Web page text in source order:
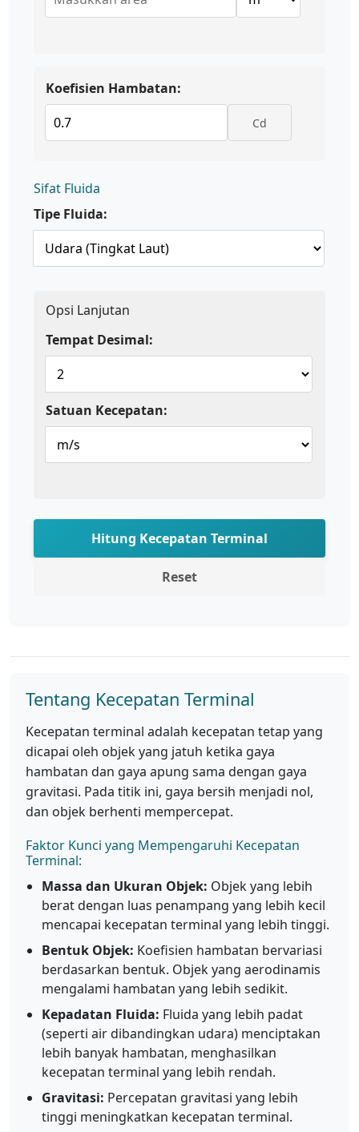
Koefisien Hambatan:
Cd
Sifat Fluida
Tipe Fluida:
Opsi Lanjutan
Tempat Desimal:
Satuan Kecepatan:
Hitung Kecepatan Terminal
Reset
Tentang Kecepatan Terminal
Kecepatan terminal adalah kecepatan tetap yang
dicapai oleh objek yang jatuh ketika gaya
hambatan dan gaya apung sama dengan gaya
gravitasi. Pada titik ini, gaya bersih menjadi nol,
dan objek berhenti mempercepat.
Faktor Kunci yang Mempengaruhi Kecepatan
Terminal:
Massa dan Ukuran Objek: Objek yang lebih
berat dengan luas penampang yang lebih kecil
mencapai kecepatan terminal yang lebih tinggi.
Bentuk Objek: Koefisien hambatan bervariasi
berdasarkan bentuk. Objek yang aerodinamis
mengalami hambatan yang lebih sedikit.
Kepadatan Fluida: Fluida yang lebih padat
(seperti air dibandingkan udara) menciptakan
lebih banyak hambatan, menghasilkan
kecepatan terminal yang lebih rendah.
Gravitasi: Percepatan gravitasi yang lebih
tinggi meningkatkan kecepatan terminal.